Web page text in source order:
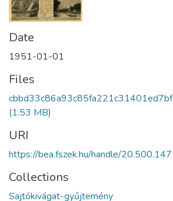
Date
1951-01-01
Files
(1.53 MB)
URI
https://bea.fszek.hu/handle/
Collections
Sajtókivágat-gyűjtemény